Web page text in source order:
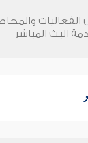
الفعاليات
البث المباشر